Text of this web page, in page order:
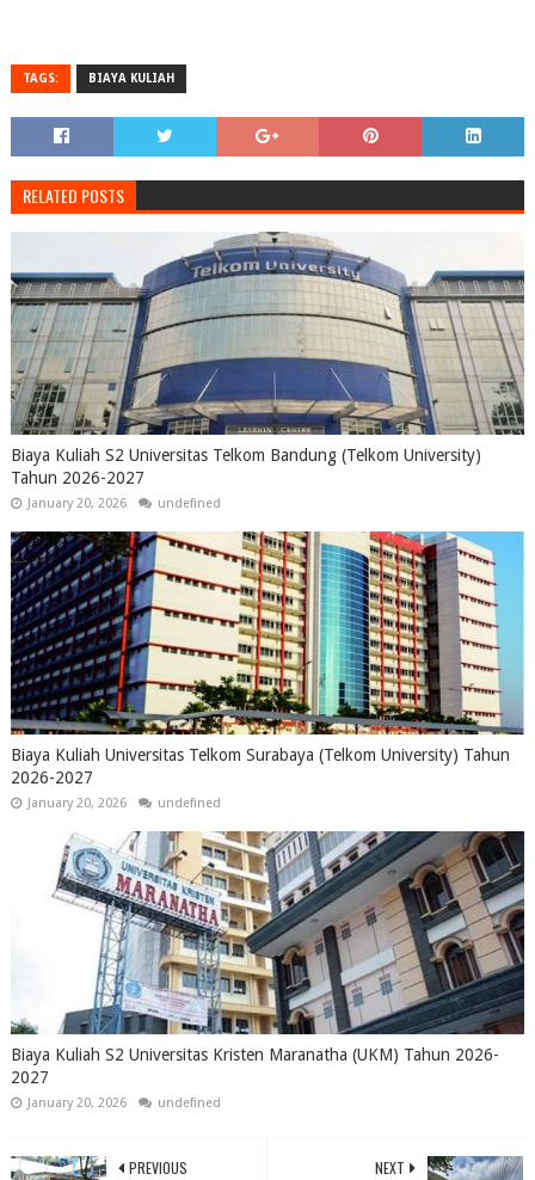
TAGS: BIAYA KULIAH
RELATED POSTS
Biaya Kuliah S2 Universitas Telkom Bandung (Telkom University)
Tahun 2026-2027
January 20, 2026 undefined
Biaya Kuliah Universitas Telkom Surabaya (Telkom University) Tahun
2026-2027
January 20, 2026 undefined
Biaya Kuliah S2 Universitas Kristen Maranatha (UKM) Tahun 2026-
2027
January 20, 2026 undefined
NEXT
PREVIOUS